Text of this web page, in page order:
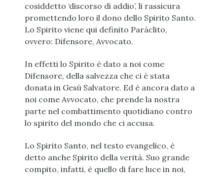
cosiddetto ‘discorso di addio’, li rassicura
promettendo loro il dono dello Spirito Santo.
Lo Spirito viene qui definito Paràclito,
ovvero: Difensore, Avvocato.
In effetti lo Spirito è dato a noi come
Difensore, della salvezza che ci è stata
donata in Gesù Salvatore. Ed è ancora dato a
noi come Avvocato, che prende la nostra
parte nel combattimento quotidiano contro
lo spirito del mondo che ci accusa.
Lo Spirito Santo, nel testo evangelico, è
detto anche Spirito della verità. Suo grande
compito, infatti, è quello di fare luce in noi,